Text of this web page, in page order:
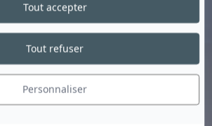
Personnaliser
Tout refuser
Tout accepter